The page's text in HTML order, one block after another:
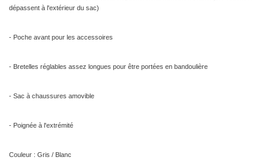
dépassent à l'extérieur du sac)
- Poche avant pour les accessoires
- Bretelles réglables assez longues pour être portées en bandoulière
- Sac à chaussures amovible
- Poignée à l'extrémité
Couleur : Gris / Blanc